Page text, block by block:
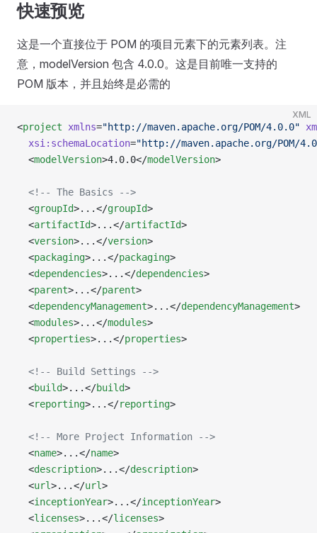
快速预览
这是一个直接位于 POM 的项目元素下的元素列表。注
意，modelVersion 包含 4.0.0。这是目前唯一支持的
POM 版本，并且始终是必需的
XML
<project xmlns="http://maven.apache.org/POM/4.0.0"
  xsi:schemaLocation
="http://maven.apache.org/POM/
  <
modelVersion>4.0.0</modelVersion>
  <!-- The Basics -->
  <
groupId>...</groupId>
  <
artifactId>...</artifactId>
  <
version>...</version>
  <
packaging>...</packaging>
  <
dependencies>...</dependencies>
  <
parent>...</parent>
  <
dependencyManagement>...</dependencyManagement>
  <
modules>...</modules>
  <
properties>...</properties>
  <!-- Build Settings -->
  <
build>...</build>
  <
reporting>...</reporting>
  <!-- More Project Information -->
  <
name>...</name>
  <
description>...</description>
  <
url>...</url>
  <
inceptionYear>...</inceptionYear>
  <
licenses>...</licenses>